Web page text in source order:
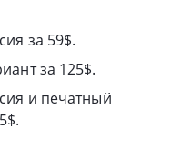
за 59$.
за 125$.
и печатный